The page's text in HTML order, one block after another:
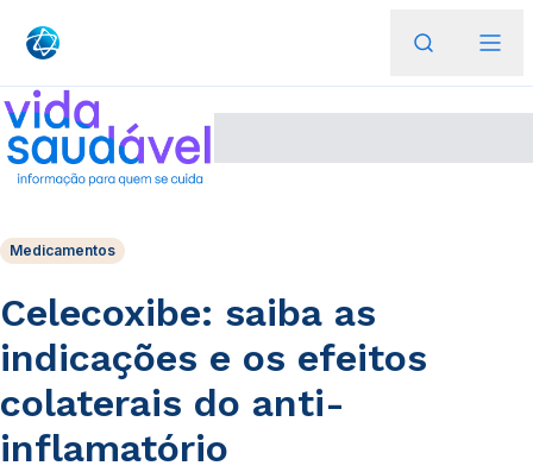
Medicamentos
Celecoxibe: saiba as
indicações e os efeitos
colaterais do anti-
inflamatório